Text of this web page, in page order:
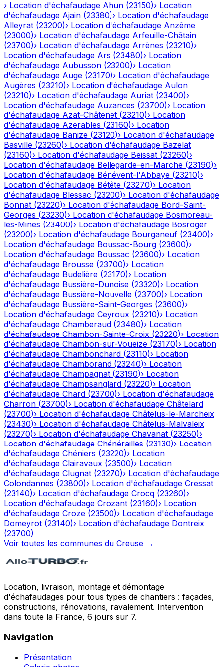
› Location d'échafaudage Ahun (23150)› Location
d'échafaudage Ajain (23380)› Location d'échafaudage
Alleyrat (23200)› Location d'échafaudage Anzême
(23000)› Location d'échafaudage Arfeuille-Châtain
(23700)› Location d'échafaudage Arrènes (23210)›
Location d'échafaudage Ars (23480)› Location
d'échafaudage Aubusson (23200)› Location
d'échafaudage Auge (23170)› Location d'échafaudage
Augères (23210)› Location d'échafaudage Aulon
(23210)› Location d'échafaudage Auriat (23400)›
Location d'échafaudage Auzances (23700)› Location
d'échafaudage Azat-Châtenet (23210)› Location
d'échafaudage Azerables (23160)› Location
d'échafaudage Banize (23120)› Location d'échafaudage
Basville (23260)› Location d'échafaudage Bazelat
(23160)› Location d'échafaudage Beissat (23260)›
Location d'échafaudage Bellegarde-en-Marche (23190)›
Location d'échafaudage Bénévent-l'Abbaye (23210)›
Location d'échafaudage Bétête (23270)› Location
d'échafaudage Blessac (23200)› Location d'échafaudage
Bonnat (23220)› Location d'échafaudage Bord-Saint-
Georges (23230)› Location d'échafaudage Bosmoreau-
les-Mines (23400)› Location d'échafaudage Bosroger
(23200)› Location d'échafaudage Bourganeuf (23400)›
Location d'échafaudage Boussac-Bourg (23600)›
Location d'échafaudage Boussac (23600)› Location
d'échafaudage Brousse (23700)› Location
d'échafaudage Budelière (23170)› Location
d'échafaudage Bussière-Dunoise (23320)› Location
d'échafaudage Bussière-Nouvelle (23700)› Location
d'échafaudage Bussière-Saint-Georges (23600)›
Location d'échafaudage Ceyroux (23210)› Location
d'échafaudage Chamberaud (23480)› Location
d'échafaudage Chambon-Sainte-Croix (23220)› Location
d'échafaudage Chambon-sur-Voueize (23170)› Location
d'échafaudage Chambonchard (23110)› Location
d'échafaudage Chamborand (23240)› Location
d'échafaudage Champagnat (23190)› Location
d'échafaudage Champsanglard (23220)› Location
d'échafaudage Chard (23700)› Location d'échafaudage
Charron (23700)› Location d'échafaudage Châtelard
(23700)› Location d'échafaudage Châtelus-le-Marcheix
(23430)› Location d'échafaudage Châtelus-Malvaleix
(23270)› Location d'échafaudage Chavanat (23250)›
Location d'échafaudage Chénérailles (23130)› Location
d'échafaudage Chéniers (23220)› Location
d'échafaudage Clairavaux (23500)› Location
d'échafaudage Clugnat (23270)› Location d'échafaudage
Colondannes (23800)› Location d'échafaudage Cressat
(23140)› Location d'échafaudage Crocq (23260)›
Location d'échafaudage Crozant (23160)› Location
d'échafaudage Croze (23500)› Location d'échafaudage
Domeyrot (23140)› Location d'échafaudage Dontreix
(23700)
Voir toutes les communes du Creuse →
Location, livraison, montage et démontage
d'échafaudages pour tous types de chantiers : façades,
constructions, rénovations, ravalement. Intervention
dans toute la France, 6 jours sur 7.
Navigation
Présentation